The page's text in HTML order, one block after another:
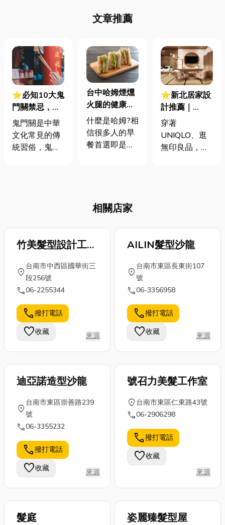
文章推薦
⭐必知10大鬼
門關禁忌，台
中香鋪推薦，
一起祭拜好兄
弟不踩雷!
鬼門關是中華
文化常見的傳
統習俗，鬼門
門了，但我們
還是有一些鬼
不知道，以下
文章除了會分
享10點鬼門關
禁忌、分享今
年鬼門關日
期，還有鬼門
關要拜拜嗎等
等避雷懶人包
整...
台中哈姆煙燻
火腿的健康優
勢，比一般市
售更天然更健
康的美味火
什麼是哈姆?相
信很多人的早
餐首選即是早
不陌生吧！那
大家知道火腿
是如何製作的
嗎?接下來小編
介紹何謂哈姆
(火腿)，另外
不同地區的哈
作方式，西式
火腿：如西班
牙伊比利火腿
可直接...
⭐新北居家設
計推薦｜
UNIQLO、無
印良品不夠
看！來打造專
穿著
UNIQLO、逛
無印良品，已
居家，日式風
格都深受歡
編要帶你深入
的獨特之處，
從禪意到極
簡，一窺日式
室內設計的魅
力。文末更分
享在地新北居
家設計推...
相關店家
竹美髮型設計工作
location_on
台南市中西區國華街三
段256號
call06-2255344
call撥打電話
favorite收藏 來源
AILIN髮型沙龍
location_on
台南市東區長東街107
號
call06-3356958
call撥打電話
favorite收藏 來源
迪亞諾造型沙龍
location_on
台南市東區崇善路239
號
call06-3355232
call撥打電話
favorite收藏 來源
號召力美髮工作室
location_on 台南市東區仁東路43號
call06-2906298
call撥打電話
favorite收藏
來源
髮庭 姿麗臻髮型屋